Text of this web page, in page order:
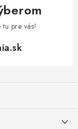
pre vás!